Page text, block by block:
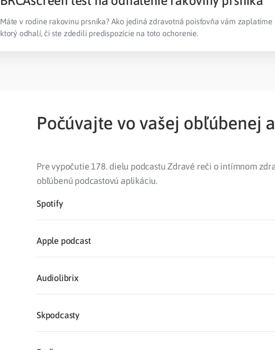
Máte v rodine rakovinu prsníka? Ako jediná zdravotná poisťovňa vám zaplatíme
ktorý odhalí, či ste zdedili predispozície na toto ochorenie.
Počúvajte vo vašej obľúbenej
Pre vypočutie 178. dielu podcastu Zdravé reči o intímnom
obľúbenú podcastovú aplikáciu.
Spotify
Apple podcast
Audiolibrix
Skpodcasty